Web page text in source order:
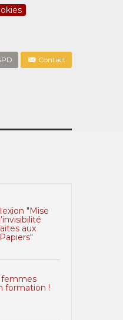
Contact
"Mise
aux
femmes
formation !